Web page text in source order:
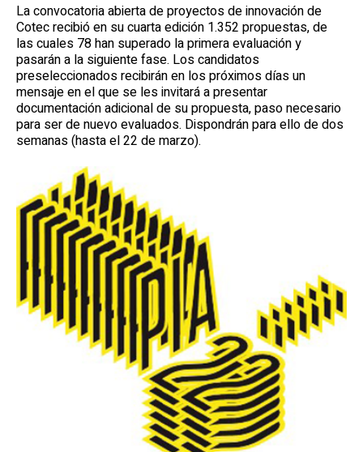
La convocatoria abierta de proyectos de innovación de
Cotec recibió en su cuarta edición 1.352 propuestas, de
las cuales 78 han superado la primera evaluación y
pasarán a la siguiente fase. Los candidatos
preseleccionados recibirán en los próximos días un
mensaje en el que se les invitará a presentar
documentación adicional de su propuesta, paso necesario
para ser de nuevo evaluados. Dispondrán para ello de dos
semanas (hasta el 22 de marzo).